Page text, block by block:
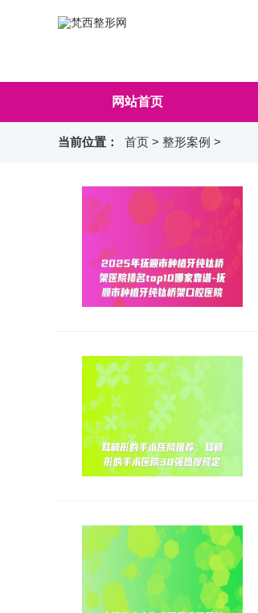
网站首页
当前位置： 首页 > 整形案例 >